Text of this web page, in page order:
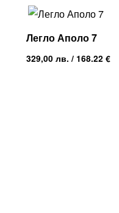
Легло Аполо 7
329,00лв. / 168.22 €